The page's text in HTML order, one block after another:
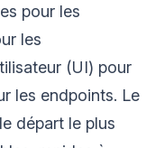
pour les
les
(UI) pour
les endpoints. Le
départ le plus